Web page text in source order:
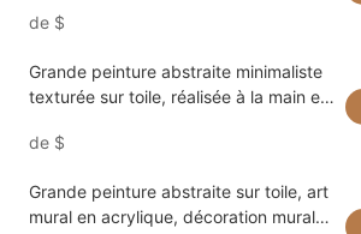
de $
Grande peinture abstraite minimaliste
texturée sur toile, réalisée à la main en
acrylique. Peinture moderne.
de $
Grande peinture abstraite sur toile, art
mural en acrylique, décoration murale